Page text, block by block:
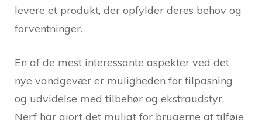
levere et produkt, der opfylder deres behov og
forventninger.
En af de mest interessante aspekter ved det
nye vandgevær er muligheden for tilpasning
og udvidelse med tilbehør og ekstraudstyr.
Nerf har gjort det muligt for brugerne at tilføje